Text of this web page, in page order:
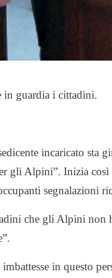
in guardia i cittadini.
incaricato sta
gli Alpini”. Inizia
segnalazioni
che gli Alpini non
in questo